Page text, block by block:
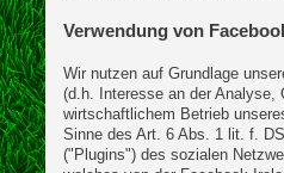
Verwendung von
Wir nutzen auf Grundlage
(d.h. Interesse an der Analyse,
wirtschaftlichem Betrieb
Sinne des Art. 6 Abs. 1 lit. f.
("Plugins") des sozialen